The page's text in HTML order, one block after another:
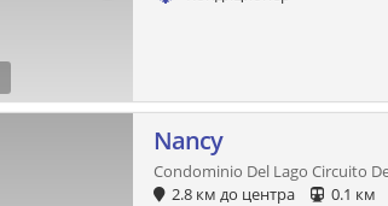
Nancy
Condominio Del Lago Circuito
2.8 км до центра
0.1 км